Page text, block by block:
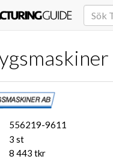
556219-9611
3 st
8 443 tkr